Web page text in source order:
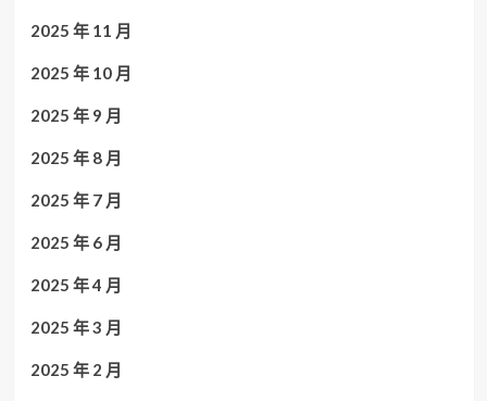
2025 年 11 月
2025 年 10 月
2025 年 9 月
2025 年 8 月
2025 年 7 月
2025 年 6 月
2025 年 4 月
2025 年 3 月
2025 年 2 月